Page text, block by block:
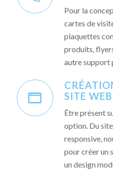
Pour la
cartes de
plaquettes
produits,
autre support
SITE WEB
Être présent
option. Du
responsive,
pour créer un
un design